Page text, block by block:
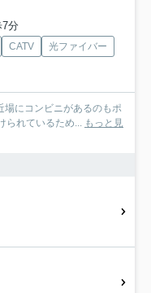
7分
CATV
光ファイバー
場にコンビニがあるのもポ
られているため... もっと見